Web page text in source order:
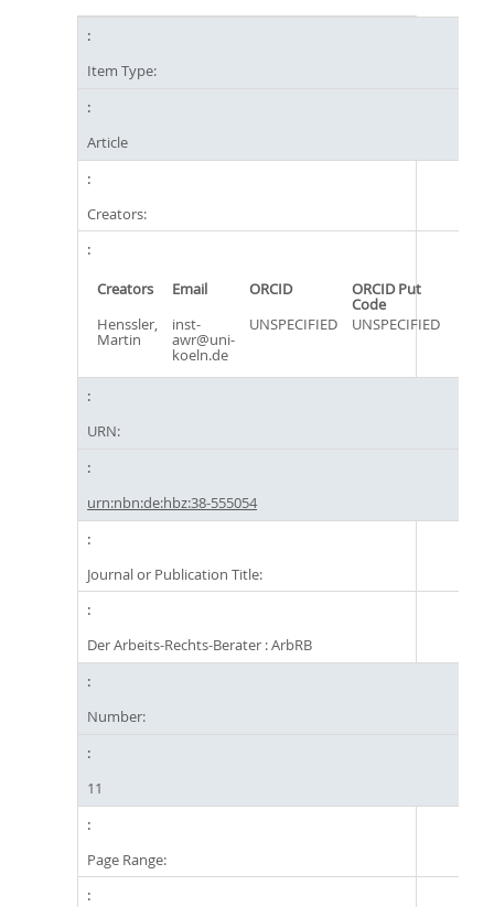
Item Type:
Article
Creators:
Creators Email ORCID ORCID Put
Code
Henssler,
Martin
inst-
awr@uni-
koeln.de
UNSPECIFIED UNSPECIFIED
URN:
urn:nbn:de:hbz:38-555054
Journal or Publication Title:
Der Arbeits-Rechts-Berater : ArbRB
Number:
11
Page Range: